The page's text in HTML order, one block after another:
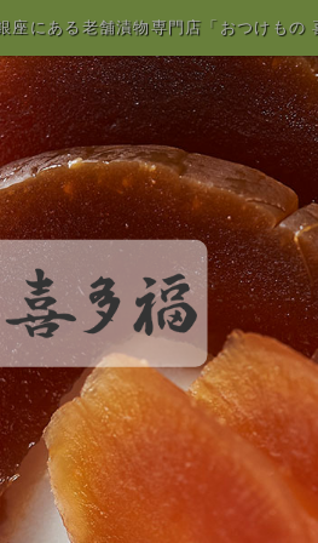
座にある老舗漬物専門店「おつけもの